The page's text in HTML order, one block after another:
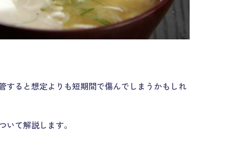
すると想定よりも短期間で傷んでしまうかもしれ
て解説します。